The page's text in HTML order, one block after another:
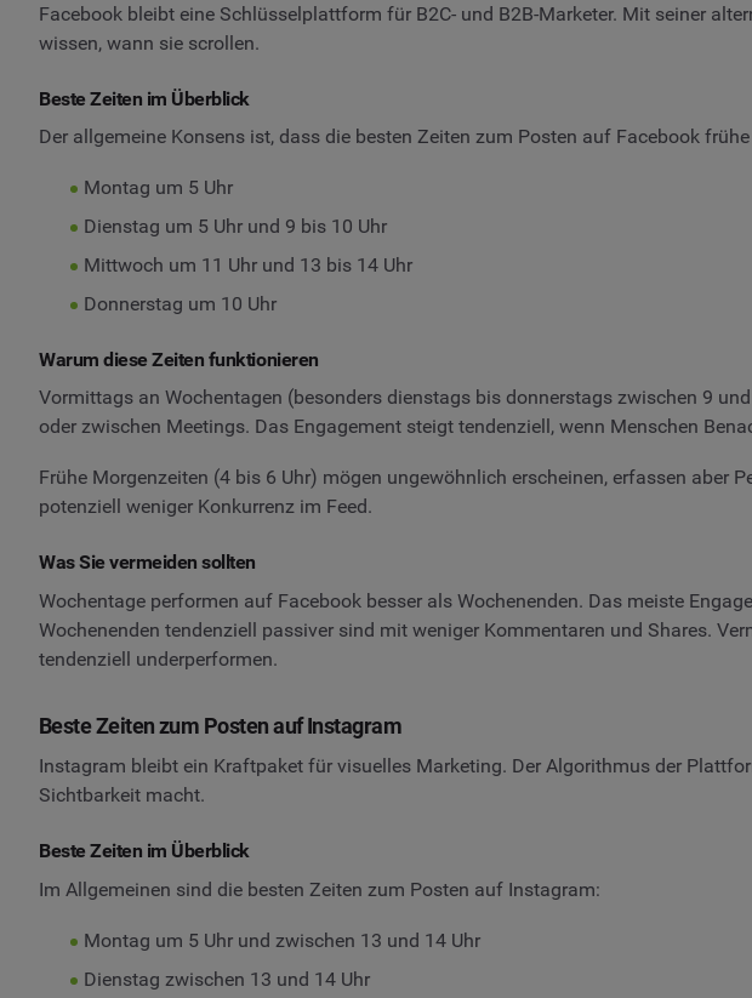
Facebook bleibt eine Schlüsselplattform für B2C- und B2B-Marketer. Mit seiner
wissen, wann sie scrollen.
Beste Zeiten im Überblick
Der allgemeine Konsens ist, dass die besten Zeiten zum Posten auf Facebook
Montag um 5 Uhr
Dienstag um 5 Uhr und 9 bis 10 Uhr
Mittwoch um 11 Uhr und 13 bis 14 Uhr
Donnerstag um 10 Uhr
Warum diese Zeiten funktionieren
Vormittags an Wochentagen (besonders dienstags bis donnerstags zwischen 9
oder zwischen Meetings. Das Engagement steigt tendenziell, wenn Menschen
Frühe Morgenzeiten (4 bis 6 Uhr) mögen ungewöhnlich erscheinen, erfassen aber
potenziell weniger Konkurrenz im Feed.
Was Sie vermeiden sollten
Wochentage performen auf Facebook besser als Wochenenden. Das meiste
Wochenenden tendenziell passiver sind mit weniger Kommentaren und Shares.
tendenziell underperformen.
Beste Zeiten zum Posten auf Instagram
Instagram bleibt ein Kraftpaket für visuelles Marketing. Der Algorithmus der
Sichtbarkeit macht.
Beste Zeiten im Überblick
Im Allgemeinen sind die besten Zeiten zum Posten auf Instagram:
Montag um 5 Uhr und zwischen 13 und 14 Uhr
Dienstag zwischen 13 und 14 Uhr